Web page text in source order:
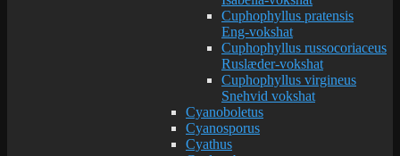
Cuphophyllus pratensis
Eng-vokshat
Cuphophyllus russocoriaceus
Ruslæder-vokshat
Cuphophyllus virgineus
Snehvid vokshat
Cyanoboletus
Cyanosporus
Cyathus